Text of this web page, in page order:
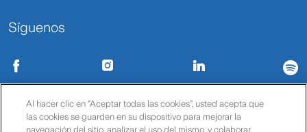
Síguenos
Condiciones de uso Políticas de privacidad Política de cookies
© Zurich
Comprar SOAP Consulta y reimprime tu SOAP
Al hacer clic en “Aceptar todas las cookies”, usted acepta que
las cookies se guarden en su dispositivo para mejorar la
navegación del sitio, analizar el uso del mismo, y colaborar